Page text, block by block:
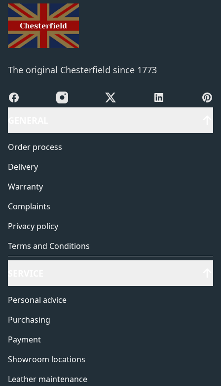
The original Chesterfield since 1773
Facebook Instagram X LinkedIn
Order process
Delivery
Warranty
Complaints
Privacy policy
Terms and Conditions
Personal advice
Purchasing
Payment
Showroom locations
Leather maintenance